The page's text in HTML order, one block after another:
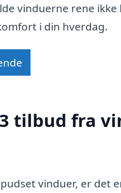
vinduerne rene
i din hverdag.
tilbud fra
vinduer, er det